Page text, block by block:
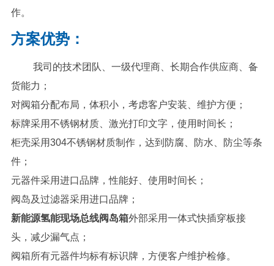
作。
方案优势：
我司的技术团队、一级代理商、长期合作供应商、备
货能力；
对阀箱分配布局，体积小，考虑客户安装、维护方便；
标牌采用不锈钢材质、激光打印文字，使用时间长；
柜壳采用304不锈钢材质制作，达到防腐、防水、防尘等条
件；
元器件采用进口品牌，性能好、使用时间长；
阀岛及过滤器采用进口品牌；
新能源氢能现场总线阀岛箱外部采用一体式快插穿板接
头，减少漏气点；
阀箱所有元器件均标有标识牌，方便客户维护检修。